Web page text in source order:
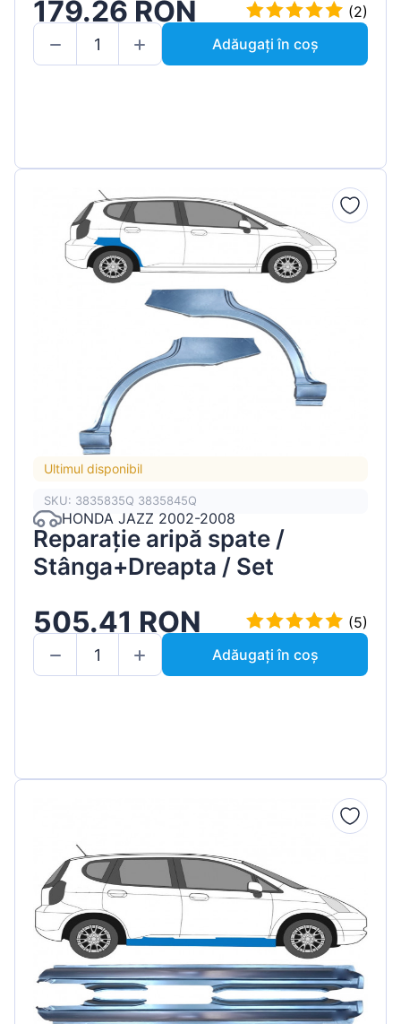
179.26 RON
(2)
Adăugați în coș
Ultimul disponibil
SKU: 3835835Q 3835845Q
HONDA JAZZ 2002-2008
Reparație aripă spate /
Stânga+Dreapta / Set
505.41 RON
(5)
Adăugați în coș